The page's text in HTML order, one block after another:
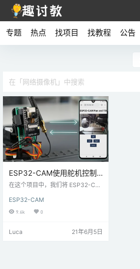
专题 热点 找项目 找教程 公告
ESP32-CAM使用舵机控制
旋转-视频流网络服务器（2
在这个项目中，我们将 ESP32-CA
（舵机）的平移（旋转）和倾斜
（上下移动）支架上。使用平移和
非常适合监控。ESP32-CAM 搭建
ESP32-CAM
9.6k 0
Luca 21年6月5日